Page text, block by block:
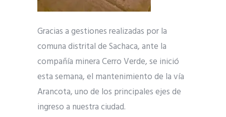
Gracias a gestiones realizadas por la
comuna distrital de Sachaca, ante la
compañía minera Cerro Verde, se inició
esta semana, el mantenimiento de la vía
Arancota, uno de los principales ejes de
ingreso a nuestra ciudad.